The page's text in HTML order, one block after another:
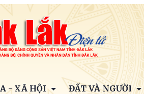
- XÃ HỘI ĐẤT VÀ NGƯỜI